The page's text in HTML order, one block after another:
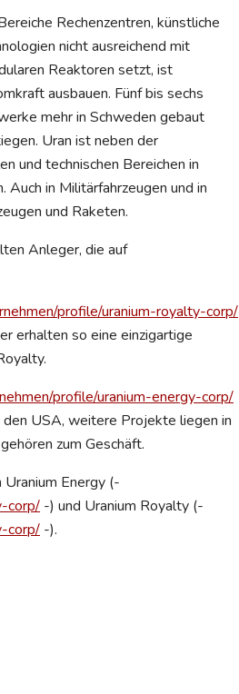
Rechenzentren, künstliche
nicht ausreichend mit
Reaktoren setzt, ist
ausbauen. Fünf bis sechs
mehr in Schweden gebaut
Uran ist neben der
und technischen Bereichen in
in Militärfahrzeugen und in
und Raketen.
Anleger, die auf
profile/uranium-royalty-corp/
erhalten so eine einzigartige
profile/uranium-energy-corp/
USA, weitere Projekte liegen in
zum Geschäft.
Energy (-
corp/ -) und Uranium Royalty (-
corp/ -).